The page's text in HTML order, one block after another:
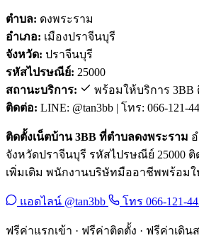
ตำบล: ดงพระราม
อำเภอ: เมืองปราจีนบุรี
จังหวัด: ปราจีนบุรี
รหัสไปรษณีย์: 25000
สถานะบริการ:
พร้อมให้บริการ 3BB
ติดต่อ: LINE: @tan3bb | โทร: 066-121-
ติดตั้งเน็ตบ้าน 3BB ที่ตำบลดงพระราม
จังหวัดปราจีนบุรี รหัสไปรษณีย์ 25000
เพิ่มเติม พนักงานบริษัทมืออาชีพพร้อมใ
แอดไลน์ @tan3bb โทร 066-121-
ฟรีค่าแรกเข้า · ฟรีค่าติดตั้ง · ฟรีค่าเดิ